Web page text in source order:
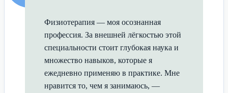
Физиотерапия — моя осознанная
профессия. За внешней лёгкостью этой
специальности стоит глубокая наука и
множество навыков, которые я
ежедневно применяю в практике. Мне
нравится то, чем я занимаюсь, —